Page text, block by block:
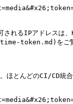
れるIPアドレス
token.md)をご覧
とんどのCI/CD統合